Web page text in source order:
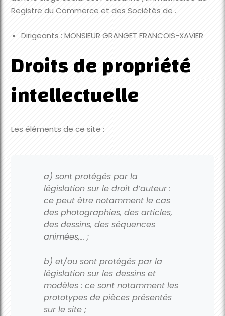
Registre du Commerce et des Sociétés de .
Dirigeants : MONSIEUR GRANGET FRANCOIS-XAVIER
Droits de propriété
intellectuelle
Les éléments de ce site :
a) sont protégés par la
législation sur le droit d’auteur :
ce peut être notamment le cas
des photographies, des articles,
des dessins, des séquences
animées,… ;
b) et/ou sont protégés par la
législation sur les dessins et
modèles : ce sont notamment les
prototypes de pièces présentés
sur le site ;